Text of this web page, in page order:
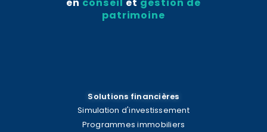
en conseil et gestion de
patrimoine
Solutions financières
Simulation d'investissement
Programmes immobiliers